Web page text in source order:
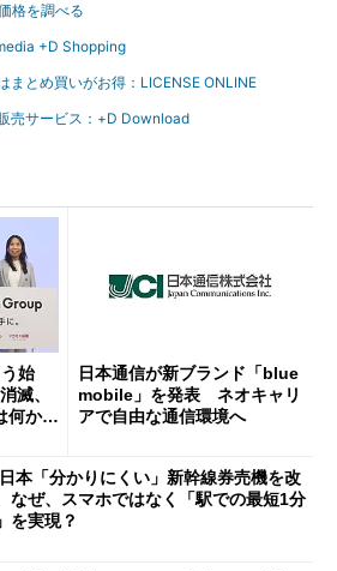
格を調べる
+D Shopping
まとめ買いがお得：LICENSE ONLINE
売サービス：+D Download
始
滅、
何か解
日本通信が新ブランド「blue
mobile」を発表 ネオキャリ
アで自由な通信環境へ
本「分かりにくい」新幹線券売機を改
ぜ、スマホではなく「駅での最短1分
を実現？